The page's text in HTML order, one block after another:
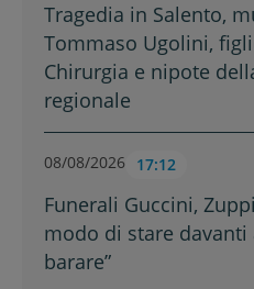
Tragedia in Salento,
Tommaso Ugolini,
Chirurgia e nipote
regionale
08/08/2026 17:12
Funerali Guccini,
modo di stare davanti
barare”